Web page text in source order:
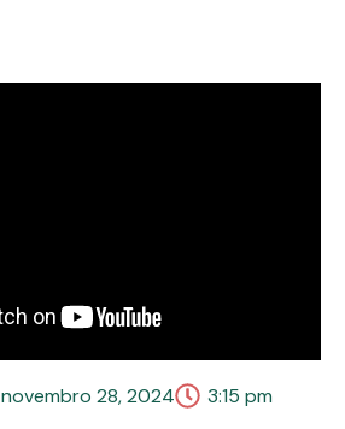
novembro 28, 2024 3:15 pm